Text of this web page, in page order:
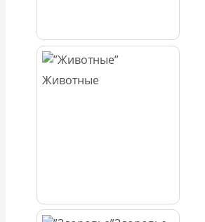
Животные